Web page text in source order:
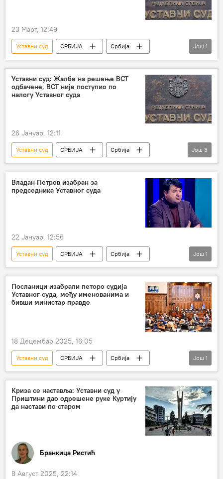
23 Март, 12:49
Уставни суд СРБИЈА
Србија
Србија – политика
Још 1
Уставни суд: Жалбе на решење ВСТ
одбачене, ВСТ није поступио по
налогу Уставног суда
26 Јануар, 12:11
Уставни суд СРБИЈА
Србија
Србија – друштво
Србија – политика
Друштво
Још 3
Владан Петров изабран за
председника Уставног суда
22 Јануар, 12:56
Уставни суд СРБИЈА
Србија
Србија – политика
Још 1
Посланици изабрали петоро судија
Уставног суда, међу именованима и
бивши министар правде
18 Децембар 2025, 16:05
Уставни суд СРБИЈА
Србија
Србија – политика
Још 1
Криза се наставља: Уставни суд у
Приштини дао одрешене руке Куртију
да настави по старом
Бранкица Ристић
8 Август 2025, 22:14